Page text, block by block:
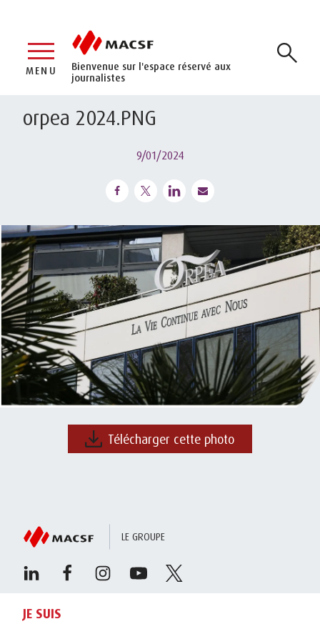
Bienvenue sur l'espace réservé aux
journalistes
MENU
orpea 2024.PNG
9/01/2024
Télécharger cette photo
LE GROUPE
JE SUIS